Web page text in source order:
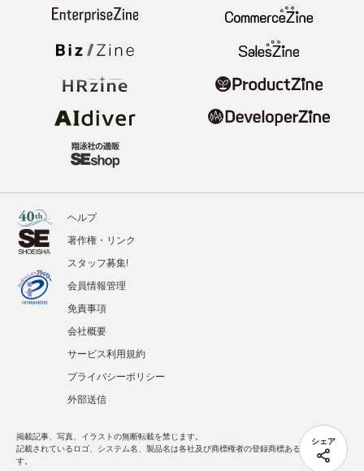
シェア
ヘルプ
著作権・リンク
スタッフ募集!
会員情報管理
免責事項
会社概要
サービス利用規約
プライバシーポリシー
外部送信
掲載記事、写真、イラストの無断転載を禁じます。
記載されているロゴ、システム名、製品名は各社及び商標権者の登録商標あるいは商標で
す。